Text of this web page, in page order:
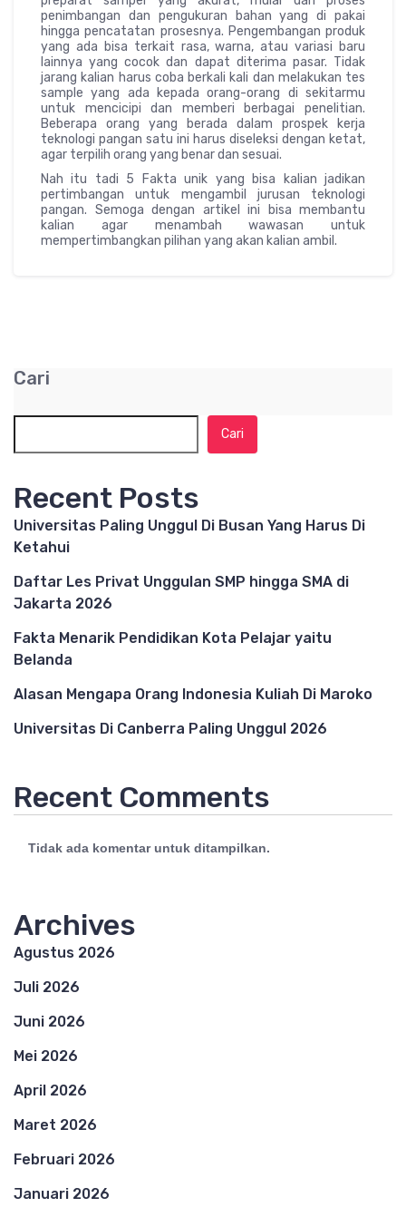
penimbangan dan pengukuran bahan yang di pakai
hingga pencatatan prosesnya. Pengembangan produk
yang ada bisa terkait rasa, warna, atau variasi baru
lainnya yang cocok dan dapat diterima pasar. Tidak
jarang kalian harus coba berkali kali dan melakukan tes
sample yang ada kepada orang-orang di sekitarmu
untuk mencicipi dan memberi berbagai penelitian.
Beberapa orang yang berada dalam prospek kerja
teknologi pangan satu ini harus diseleksi dengan ketat,
agar terpilih orang yang benar dan sesuai.
Nah itu tadi 5 Fakta unik yang bisa kalian jadikan
pertimbangan untuk mengambil jurusan teknologi
pangan. Semoga dengan artikel ini bisa membantu
kalian agar menambah wawasan untuk
mempertimbangkan pilihan yang akan kalian ambil.
Cari
Cari
Recent Posts
Universitas Paling Unggul Di Busan Yang Harus Di
Ketahui
Daftar Les Privat Unggulan SMP hingga SMA di
Jakarta 2026
Fakta Menarik Pendidikan Kota Pelajar yaitu
Belanda
Alasan Mengapa Orang Indonesia Kuliah Di Maroko
Universitas Di Canberra Paling Unggul 2026
Recent Comments
Tidak ada komentar untuk ditampilkan.
Archives
Agustus 2026
Juli 2026
Juni 2026
Mei 2026
April 2026
Maret 2026
Februari 2026
Januari 2026